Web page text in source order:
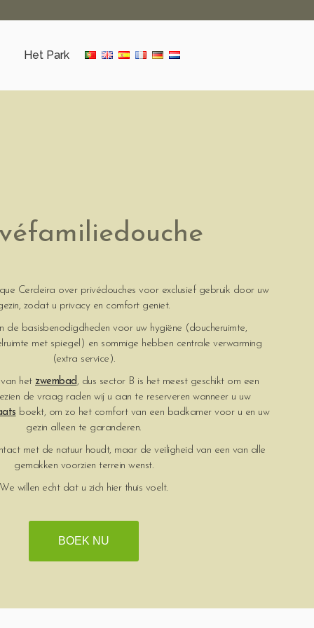
Het Park
Cerdeira over privédouches voor exclusief gebruik door uw
zodat u privacy en comfort geniet.
de basisbenodigdheden voor uw hygiëne (doucheruimte,
met spiegel) en sommige hebben centrale verwarming
(extra service).
het zwembad, dus sector B is het meest geschikt om een
de vraag raden wij u aan te reserveren wanneer u uw
boekt, om zo het comfort van een badkamer voor u en uw
gezin alleen te garanderen.
met de natuur houdt, maar de veiligheid van een van alle
gemakken voorzien terrein wenst.
We willen echt dat u zich hier thuis voelt.
BOEK NU